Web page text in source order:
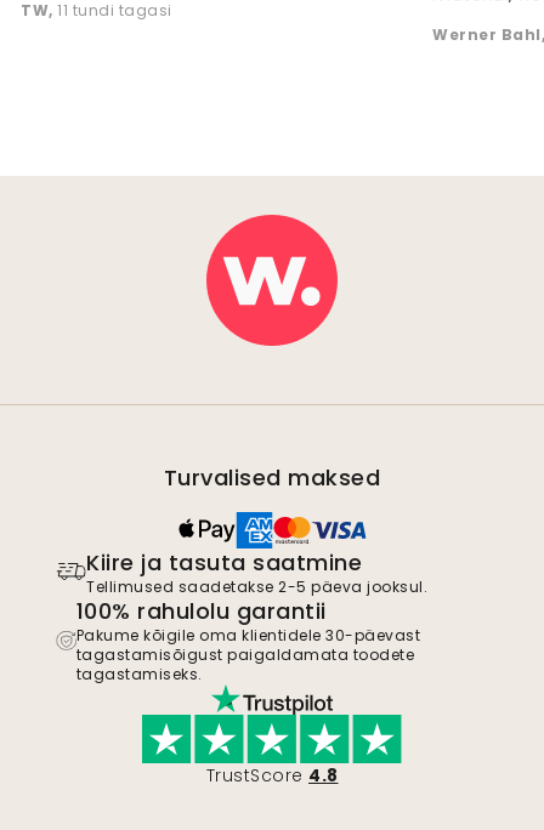
TW, 11 tundi tagasi
Werner Bahl
Turvalised maksed
Kiire ja tasuta saatmine
Tellimused saadetakse 2-5 päeva jooksul.
100% rahulolu garantii
Pakume kõigile oma klientidele 30-päevast
tagastamisõigust paigaldamata toodete
tagastamiseks.
TrustScore 4.8